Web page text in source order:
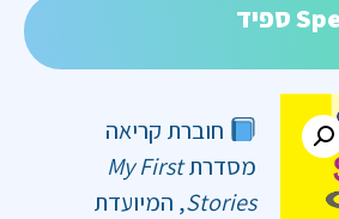
Speed Readers A ספיד
חוברת קריאה
מסדרתMy First
Stories, המיועדת